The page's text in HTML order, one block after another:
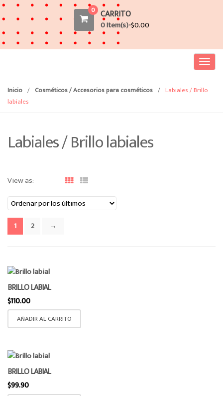
0 CARRITO
0 Item(s)-$0.00
T
g
Inicio / Cosméticos / Accesorios para cosméticos / Labiales / Brillo
labiales
Labiales / Brillo labiales
View as:
1 2 →
BRILLO LABIAL
$110.00
AÑADIR AL CARRITO
BRILLO LABIAL
$99.90